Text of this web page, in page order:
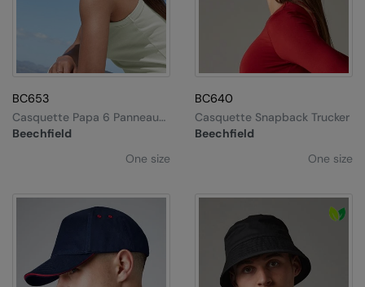
Mumbles
New Morning Studios
Nimbus
OGIO
BC653
Beechfield
Casquette Papa 6 Panneaux
Compacte
One size
BC640
Beechfield
Casquette Snapback Trucker
One size